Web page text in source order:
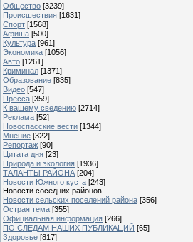
Общество [3239]
Происшествия [1631]
Спорт [1568]
Афиша [500]
Культура [961]
Экономика [1056]
Авто [1261]
Криминал [1371]
Образование [835]
Видео [547]
Пресса [359]
К вашему сведению [2714]
Реклама [52]
Новоспасские вести [1344]
Мнение [322]
Репортаж [90]
Цитата дня [23]
Природа и экология [1936]
ТАЛАНТЫ РАЙОНА [204]
Новости Южного куста [243]
Новости соседних районов
Новости сельских поселений района [356]
Острая тема [355]
Официальная информация [266]
ПО СЛЕДАМ НАШИХ ПУБЛИКАЦИЙ [65]
Здоровье [817]